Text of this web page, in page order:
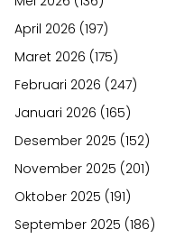
April 2026 (197)
Maret 2026 (175)
Februari 2026 (247)
Januari 2026 (165)
Desember 2025 (152)
November 2025 (201)
Oktober 2025 (191)
September 2025 (186)